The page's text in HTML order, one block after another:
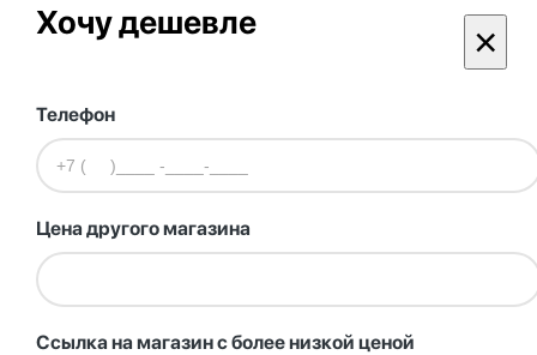
Хочу дешевле ×
Телефон
Цена другого магазина
Ссылка на магазин с более низкой ценой